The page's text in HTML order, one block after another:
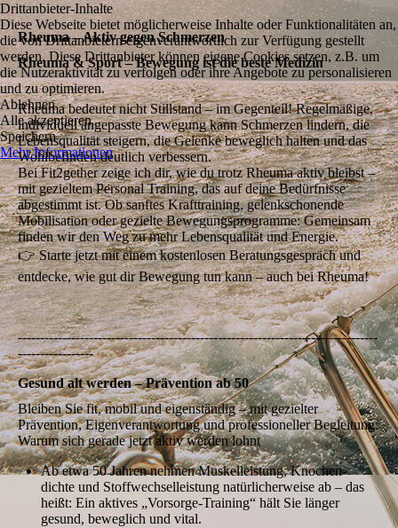
Rheuma – Aktiv gegen Schmerzen
Rheuma & Sport – Bewegung ist die beste Medizin
Rheuma bedeutet nicht Stillstand – im Gegenteil! Regelmäßige,
individuell angepasste Bewegung kann Schmerzen lindern, die
Lebensqualität steigern, die Gelenke beweglich halten und das
Wohlbefinden deutlich verbessern.
Bei Fit2gether zeige ich dir, wie du trotz Rheuma aktiv bleibst –
mit gezieltem Personal Training, das auf deine Bedürfnisse
abgestimmt ist. Ob sanftes Krafttraining, gelenkschonende
Mobilisation oder gezielte Bewegungsprogramme: Gemeinsam
finden wir den Weg zu mehr Lebensqualität und Energie.
👉 Starte jetzt mit einem kostenlosen Beratungsgespräch und
entdecke, wie gut dir Bewegung tun kann – auch bei Rheuma!
---------------------------------------------------------------------------------
-----------------
Gesund alt werden – Prävention ab 50
Bleiben Sie fit, mobil und eigenständig – mit gezielter
Prävention, Eigenverantwortung und professioneller Begleitung.
Warum sich gerade jetzt aktiv werden lohnt
Ab etwa 50 Jahren nehmen Muskelleistung, Knochen­
dichte und Stoffwechsel­leistung natürlicherweise ab – das
heißt: Ein aktives „Vorsorge-Training“ hält Sie länger
gesund, beweglich und vital.
Drittanbieter-Inhalte
Diese Webseite bietet möglicherweise Inhalte oder Funktionalitäten an,
die von Drittanbietern eigenverantwortlich zur Verfügung gestellt
werden. Diese Drittanbieter können eigene Cookies setzen, z.B. um
die Nutzeraktivität zu verfolgen oder ihre Angebote zu personalisieren
und zu optimieren.
Ablehnen
Alle akzeptieren
Speichern
Mehr Informationen